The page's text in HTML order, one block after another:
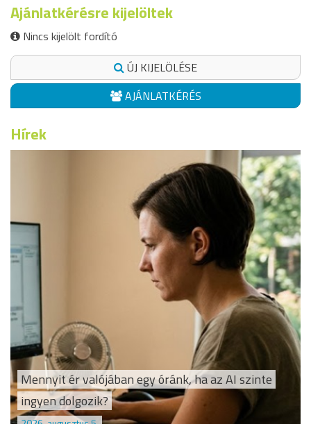
Ajánlatkérésre kijelöltek
Nincs kijelölt fordító
ÚJ KIJELÖLÉSE
AJÁNLATKÉRÉS
Hírek
Mennyit ér valójában egy óránk, ha az AI szinte
ingyen dolgozik?